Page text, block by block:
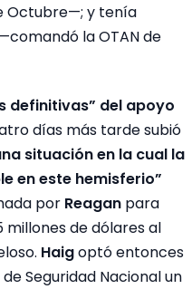
Octubre—; y tenía
la OTAN de
definitivas” del apoyo
días más tarde subió
situación en la cual la
en este hemisferio”
por Reagan para
millones de dólares al
Haigoptó entonces
Seguridad Nacional un